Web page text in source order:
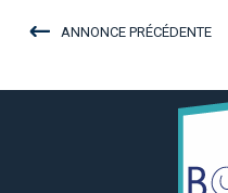
ANNONCE PRÉCÉDENTE